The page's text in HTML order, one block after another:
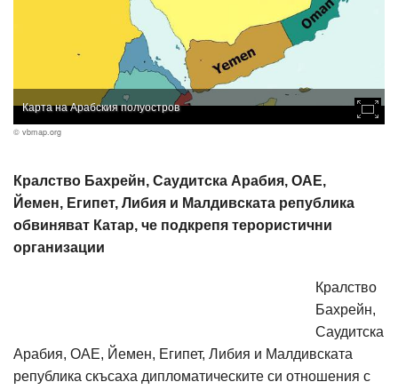
Карта на Арабския полуостров
© vbmap.org
Кралство Бахрейн, Саудитска Арабия, ОАЕ,
Йемен, Египет, Либия и Малдивската република
обвиняват Катар, че подкрепя терористични
организации
Кралство
Бахрейн,
Саудитска
Арабия, ОАЕ, Йемен, Египет, Либия и Малдивската
република скъсаха дипломатическите си отношения с